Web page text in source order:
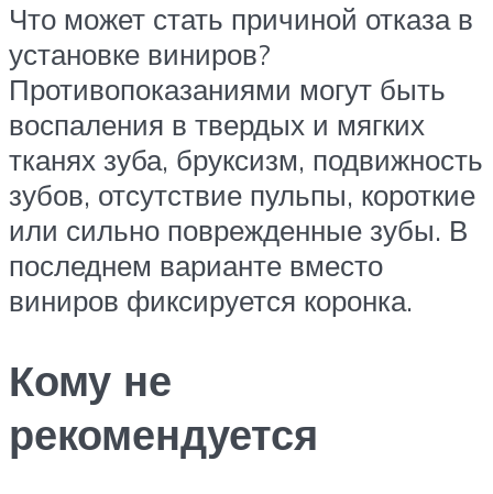
Что может стать причиной отказа в
установке виниров?
Противопоказаниями могут быть
воспаления в твердых и мягких
тканях зуба, бруксизм, подвижность
зубов, отсутствие пульпы, короткие
или сильно поврежденные зубы. В
последнем варианте вместо
виниров фиксируется коронка.
Кому не
рекомендуется